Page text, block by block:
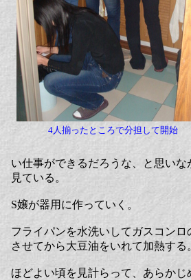
4人揃ったところで分担して開始
い仕事ができるだろうな、と思い
見ている。
S嬢が器用に作っていく。
フライパンを水洗いしてガスコン
させてから大豆油をいれて加熱する
ほどよい頃を見計らって、あらかじ